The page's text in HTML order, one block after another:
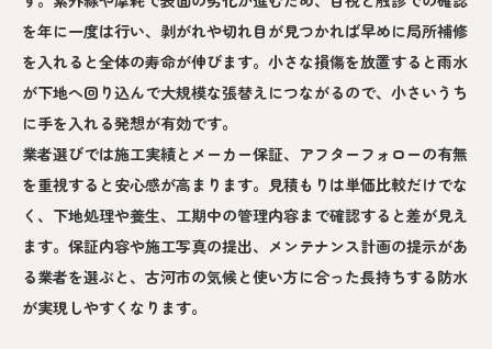
を年に一度は行い、剥がれや切れ目が見つかれば早めに局所補修
を入れると全体の寿命が伸びます。小さな損傷を放置すると雨水
が下地へ回り込んで大規模な張替えにつながるので、小さいうち
に手を入れる発想が有効です。
業者選びでは施工実績とメーカー保証、アフターフォローの有無
を重視すると安心感が高まります。見積もりは単価比較だけでな
く、下地処理や養生、工期中の管理内容まで確認すると差が見え
ます。保証内容や施工写真の提出、メンテナンス計画の提示があ
る業者を選ぶと、古河市の気候と使い方に合った長持ちする防水
が実現しやすくなります。